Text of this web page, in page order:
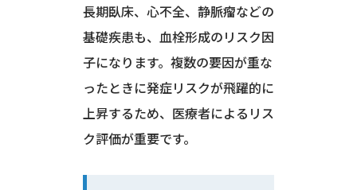
長期臥床、心不全、静脈瘤などの
基礎疾患も、血栓形成のリスク因
子になります。複数の要因が重な
ったときに発症リスクが飛躍的に
上昇するため、医療者によるリス
ク評価が重要です。